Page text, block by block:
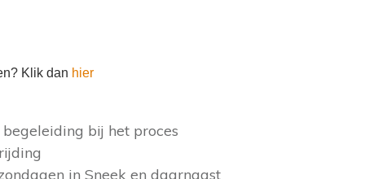
Klik dan hier
bij het proces
in Sneek en daarnaast